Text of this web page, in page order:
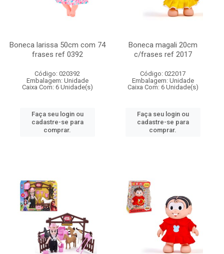
Boneca larissa 50cm com 74
frases ref 0392
Código: 020392
Embalagem: Unidade
Caixa Com: 6 Unidade(s)
Faça seu login ou
cadastre-se para
comprar.
Boneca magali 20cm
c/frases ref 2017
Código: 022017
Embalagem: Unidade
Caixa Com: 6 Unidade(s)
Faça seu login ou
cadastre-se para
comprar.